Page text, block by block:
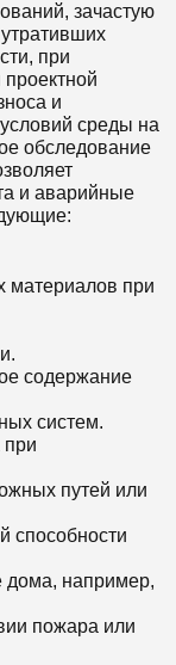
зачастую
при
проектной
и
среды на
обследование
и аварийные
материалов при
содержание
систем.
путей или
способности
дома, например,
пожара или